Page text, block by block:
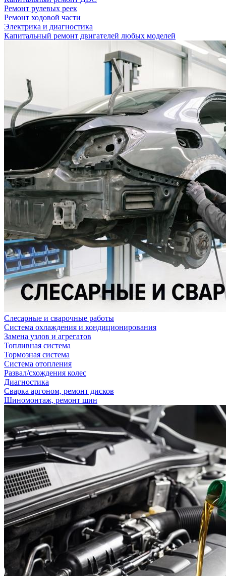
Ремонт рулевых реек
Ремонт ходовой части
Электрика и диагностика
Капитальный ремонт двигателей любых моделей
Слесарные и сварочные работы
Система охлаждения и кондиционирования
Замена узлов и агрегатов
Топливная система
Тормозная система
Система отопления
Развал/схождения колес
Диагностика
Сварка аргоном, ремонт дисков
Шиномонтаж, ремонт шин